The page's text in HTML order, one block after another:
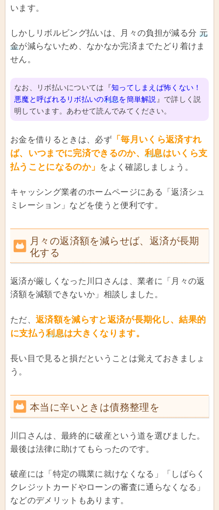
います。
しかしリボルビング払いは、月々の負担が減る分 元
金が減らないため、なかなか完済までたどり着けま
せん。
なお、リボ払いについては『知ってしまえば怖くない！
悪魔と呼ばれるリボ払いの利息を簡単解説 』で詳しく説
明しています。あわせて読んでみてください。
お金を借りるときは、必ず 「毎月いくら返済すれ
ば、いつまでに完済できるのか、利息はいくら支
払うことになるのか」
をよく確認しましょう。
キャッシング業者のホームページにある「返済シュ
ミレーション」などを使うと便利です。
月々の返済額を減らせば、返済が長期
化する
返済が厳しくなった川口さんは、業者に「月々の返
済額を減額できないか」相談しました。
ただ、返済額を減らすと返済が長期化し、結果的
に支払う利息は大きくなります。
長い目で見ると損だということは覚えておきましょ
う。
本当に辛いときは債務整理を
川口さんは、最終的に破産という道を選びました。
最後は法律に助けてもらったのです。
破産には「特定の職業に就けなくなる」「しばらく
クレジットカードやローンの審査に通らなくなる」
などのデメリットもあります。